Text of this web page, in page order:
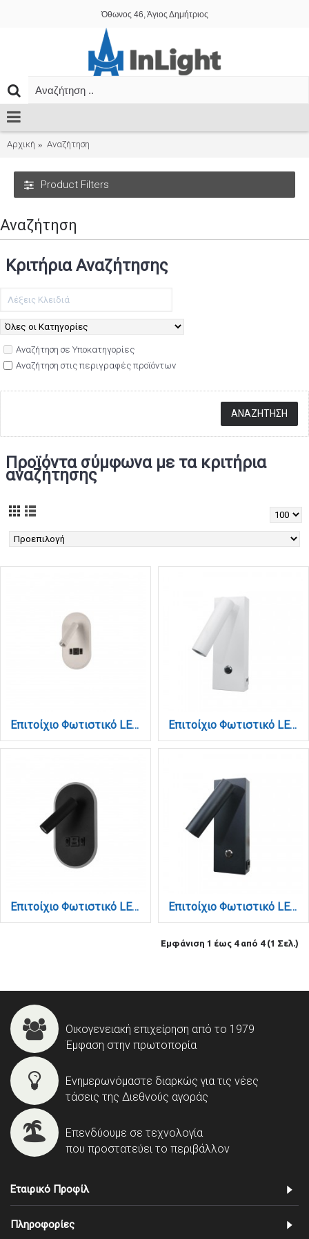
Όθωνος 46, Άγιος Δημήτριος
Αρχική Αναζήτηση
Product Filters
Αναζήτηση
Κριτήρια Αναζήτησης
Αναζήτηση σε Υποκατηγορίες
Αναζήτηση στις περιγραφές προϊόντων
Προϊόντα σύμφωνα με τα κριτήρια
αναζήτησης
Επιτοίχιο Φωτιστικό LED Λευκό 3W + 9W – Spot & Backlight με USB & Type-C (43041-WH) Επιτοίχιο Φωτιστικό LED Λευκό 3W – Spot με USB & Type-C (43037-WH)
Επιτοίχιο Φωτιστικό LED Μαύρο 3W + 9W – Spot & Backlight με USB & Type-C (43041-BL) Επιτοίχιο Φωτιστικό LED Μαύρο 3W – Spot με USB & Type-C (43037-BL)
Εμφάνιση 1 έως 4 από 4 (1 Σελ.)
Οικογενειακή επιχείρηση από το 1979
Έμφαση στην πρωτοπορία
Ενημερωνόμαστε διαρκώς για τις νέες
τάσεις της Διεθνούς αγοράς
Επενδύουμε σε τεχνολογία
που προστατεύει το περιβάλλον
Εταιρικό Προφίλ
Πληροφορίες